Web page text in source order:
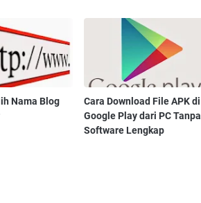
Nama Blog
Cara Download File APK di
Google Play dari PC Tanpa
Software Lengkap